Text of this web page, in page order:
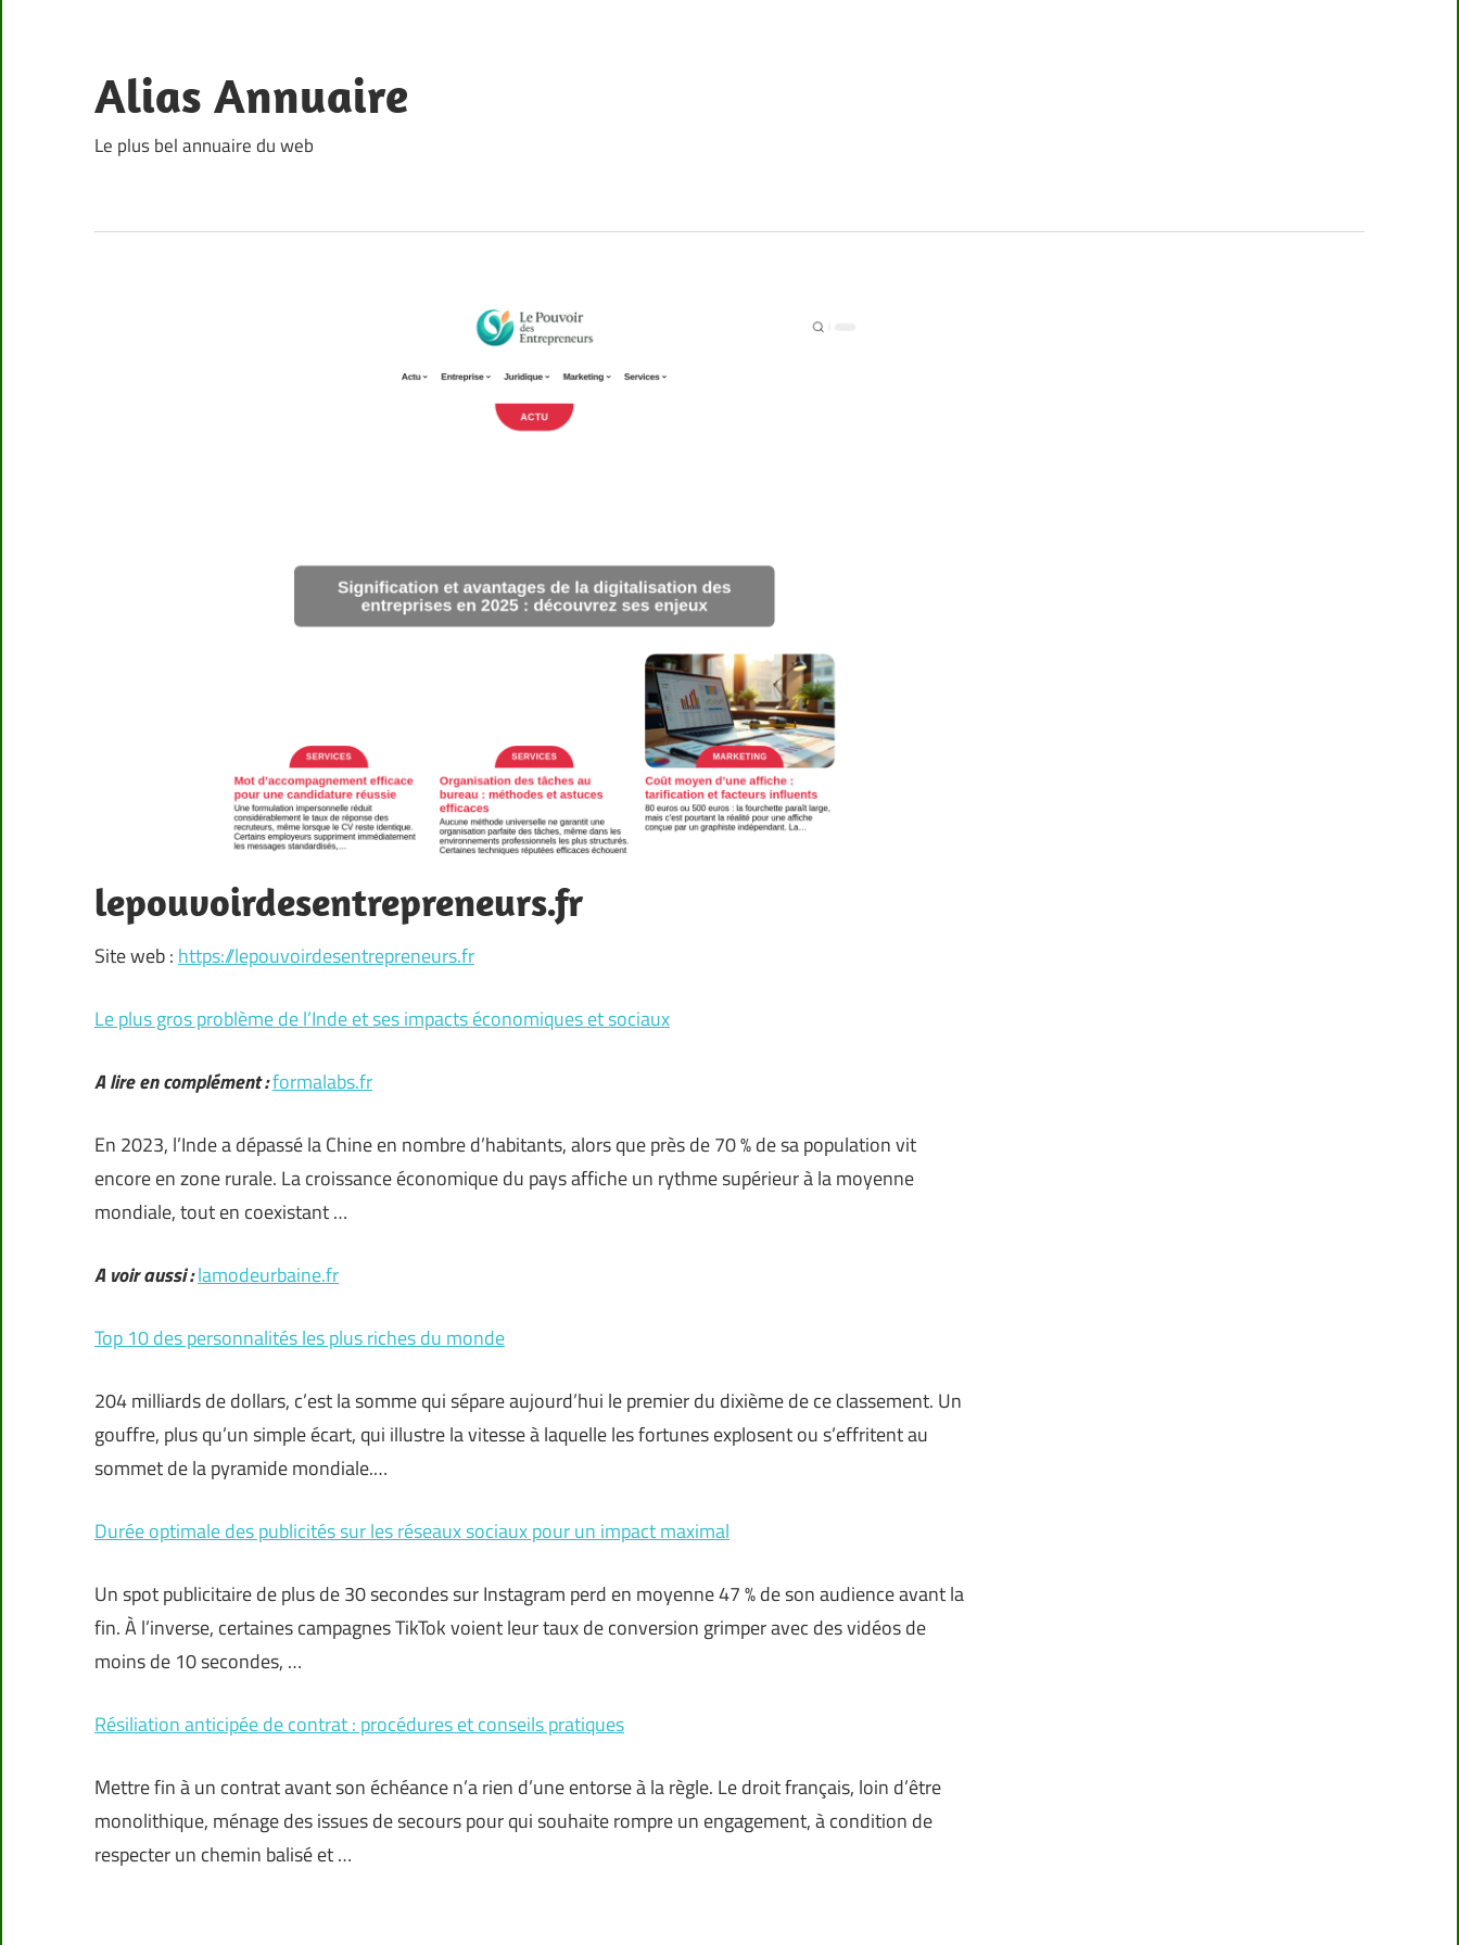
content
Alias Annuaire
Le plus bel annuaire du web
lepouvoirdesentrepreneurs.fr
Site web : https://lepouvoirdesentrepreneurs.fr
Le plus gros problème de l’Inde et ses impacts économiques et sociaux
A lire en complément :formalabs.fr
En 2023, l’Inde a dépassé la Chine en nombre d’habitants, alors que près de 70 % de sa population vit
encore en zone rurale. La croissance économique du pays affiche un rythme supérieur à la moyenne
mondiale, tout en coexistant …
A voir aussi :lamodeurbaine.fr
Top 10 des personnalités les plus riches du monde
204 milliards de dollars, c’est la somme qui sépare aujourd’hui le premier du dixième de ce classement. Un
gouffre, plus qu’un simple écart, qui illustre la vitesse à laquelle les fortunes explosent ou s’effritent au
sommet de la pyramide mondiale.…
Durée optimale des publicités sur les réseaux sociaux pour un impact maximal
Un spot publicitaire de plus de 30 secondes sur Instagram perd en moyenne 47 % de son audience avant la
fin. À l’inverse, certaines campagnes TikTok voient leur taux de conversion grimper avec des vidéos de
moins de 10 secondes, …
Résiliation anticipée de contrat : procédures et conseils pratiques
Mettre fin à un contrat avant son échéance n’a rien d’une entorse à la règle. Le droit français, loin d’être
monolithique, ménage des issues de secours pour qui souhaite rompre un engagement, à condition de
respecter un chemin balisé et …